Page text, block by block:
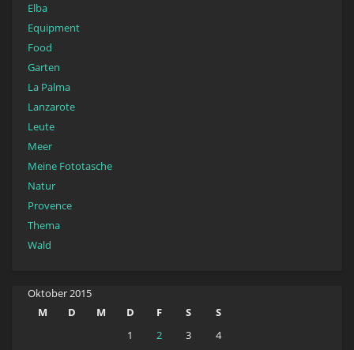
Elba
Equipment
Food
Garten
La Palma
Lanzarote
Leute
Meer
Meine Fototasche
Natur
Provence
Thema
Wald
Oktober 2015
M
D M D F S
S
1
2 3
4